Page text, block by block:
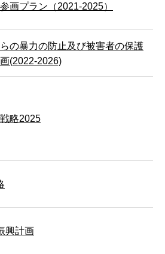
画プラン（2021-2025）
の暴力の防止及び被害者の保護
(2022-2026)
略2025
興計画